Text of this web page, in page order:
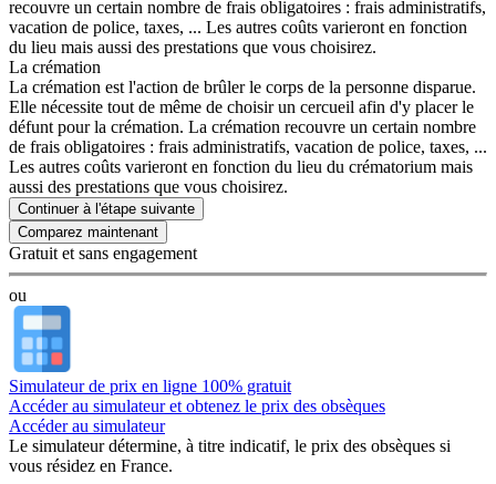
recouvre un certain nombre de frais obligatoires : frais administratifs,
vacation de police, taxes, ... Les autres coûts varieront en fonction
du lieu mais aussi des prestations que vous choisirez.
La crémation
La crémation est l'action de brûler le corps de la personne disparue.
Elle nécessite tout de même de choisir un cercueil afin d'y placer le
défunt pour la crémation. La crémation recouvre un certain nombre
de frais obligatoires : frais administratifs, vacation de police, taxes, ...
Les autres coûts varieront en fonction du lieu du crématorium mais
aussi des prestations que vous choisirez.
Continuer à l'étape suivante
Gratuit et sans engagement
ou
Simulateur de prix en ligne 100% gratuit
Accéder au simulateur et obtenez le prix des obsèques
Accéder au simulateur
Le simulateurdétermine, à titre indicatif, le prix des obsèques si
vous résidez en France.